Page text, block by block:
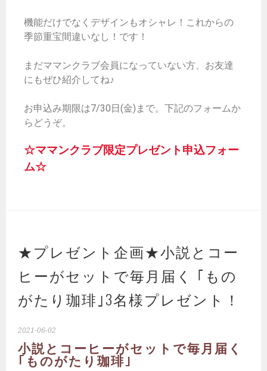
機能だけでなくデザインもオシャレ！これからの
季節重宝間違いなし！です！
まだママンクラブ会員になっていない方、お友達
にもぜひ紹介してね♪
お申込み期限は7/30日(金)まで。下記のフォームか
らどうぞ。
☆ママンクラブ限定プレゼント申込フォー
ム☆
★プレゼント企画★小説とコー
ヒーがセットで毎月届く ｢もの
がたり珈琲｣3名様プレゼント！
2021-06-02
小説とコーヒーがセットで毎月届く
｢ものがたり珈琲｣